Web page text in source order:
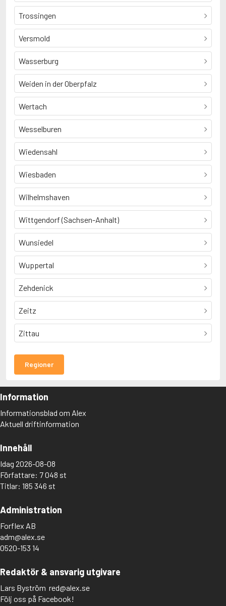
Trossingen
Versmold
Wasserburg
Weiden in der Oberpfalz
Wertach
Wesselburen
Wiedensahl
Wiesbaden
Wilhelmshaven
Wittgendorf (Sachsen-Anhalt)
Wunsiedel
Wuppertal
Zehdenick
Zeitz
Zittau
Regioner
Information
Informationsblad om Alex
Aktuell driftinformation
Innehåll
Idag 2026-08-08
Författare: 7 048 st
Titlar: 185 346 st
Administration
Forflex AB
adm@alex.se
0520-153 14
Redaktör & ansvarig utgivare
Lars Byström red@alex.se
Följ oss på Facebook!